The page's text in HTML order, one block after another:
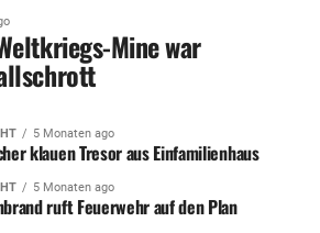
Mine war
5 Monaten ago
klauen Tresor aus Einfamilienhaus
5 Monaten ago
ruft Feuerwehr auf den Plan